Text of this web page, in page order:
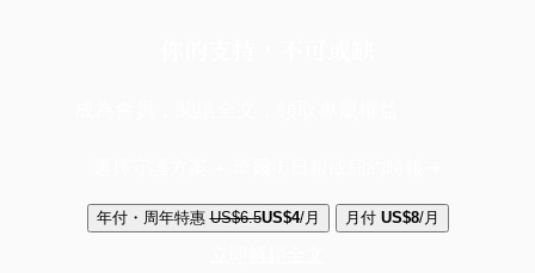
年付・周年特惠 US$6.5US$4/月 月付 US$8/月